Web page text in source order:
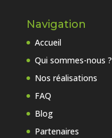
Navigation
Accueil
Qui sommes-nous ?
Nos réalisations
FAQ
Blog
Partenaires